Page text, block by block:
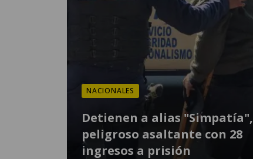
NACIONALES
Detienen a alias "Simpatía",
peligroso asaltante con 28
ingresos a prisión